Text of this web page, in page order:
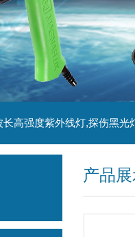
高强度紫外线灯,探伤黑光
产品